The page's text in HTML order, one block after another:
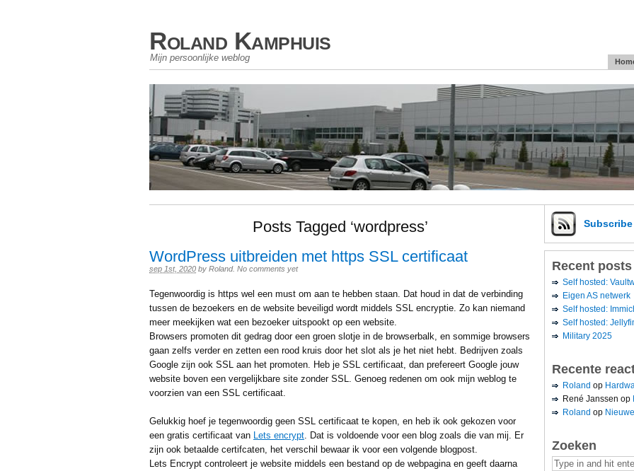
Roland Kamphuis
Mijn persoonlijke weblog
Posts Tagged ‘wordpress’
WordPress uitbreiden met https SSL certificaat
sep 1st, 2020 by Roland. No comments yet
Tegenwoordig is https wel een must om aan te hebben staan. Dat houd in dat de verbinding
tussen de bezoekers en de website beveiligd wordt middels SSL encryptie. Zo kan niemand
meer meekijken wat een bezoeker uitspookt op een website.
Browsers promoten dit gedrag door een groen slotje in de browserbalk, en sommige browsers
gaan zelfs verder en zetten een rood kruis door het slot als je het niet hebt. Bedrijven zoals
Google zijn ook SSL aan het promoten. Heb je SSL certificaat, dan prefereert Google jouw
website boven een vergelijkbare site zonder SSL. Genoeg redenen om ook mijn weblog te
voorzien van een SSL certificaat.
Gelukkig hoef je tegenwoordig geen SSL certificaat te kopen, en heb ik ook gekozen voor
een gratis certificaat van Lets encrypt. Dat is voldoende voor een blog zoals die van mij. Er
zijn ook betaalde certifcaten, het verschil bewaar ik voor een volgende blogpost.
Lets Encrypt controleert je website middels een bestand op de webpagina en geeft daarna
Subscribe
Recent posts
Self hosted:
Eigen AS netwerk
Self hosted:
Self hosted:
Military 2025
Recente
Roland op
René Janssen op
Roland op
Zoeken